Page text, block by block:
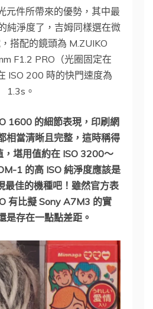
元件所帶來的優勢，其中最
純淨度了，吉姆同樣選在微
搭配的鏡頭為 M.ZUIKO
F1.2 PRO（光圈固定在
ISO 200 時的快門速度為
1.3s。
1600 的細節表現，印刷網
相當清晰且完整，這時稱得
，堪用值約在 ISO 3200～
1 的高 ISO 純淨度應該是
最佳的機種吧！雖然官方表
有比擬 Sony A7M3 的實
是存在一點點差距。